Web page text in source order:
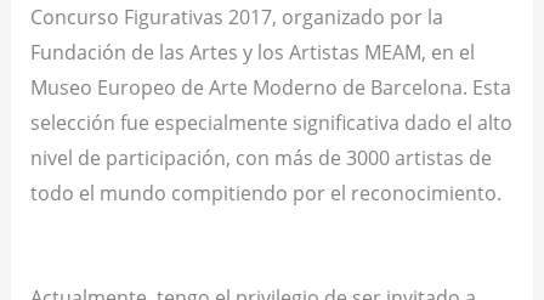
Concurso Figurativas 2017, organizado por la
Fundación de las Artes y los Artistas MEAM, en el
Museo Europeo de Arte Moderno de Barcelona. Esta
selección fue especialmente significativa dado el alto
nivel de participación, con más de 3000 artistas de
todo el mundo compitiendo por el reconocimiento.